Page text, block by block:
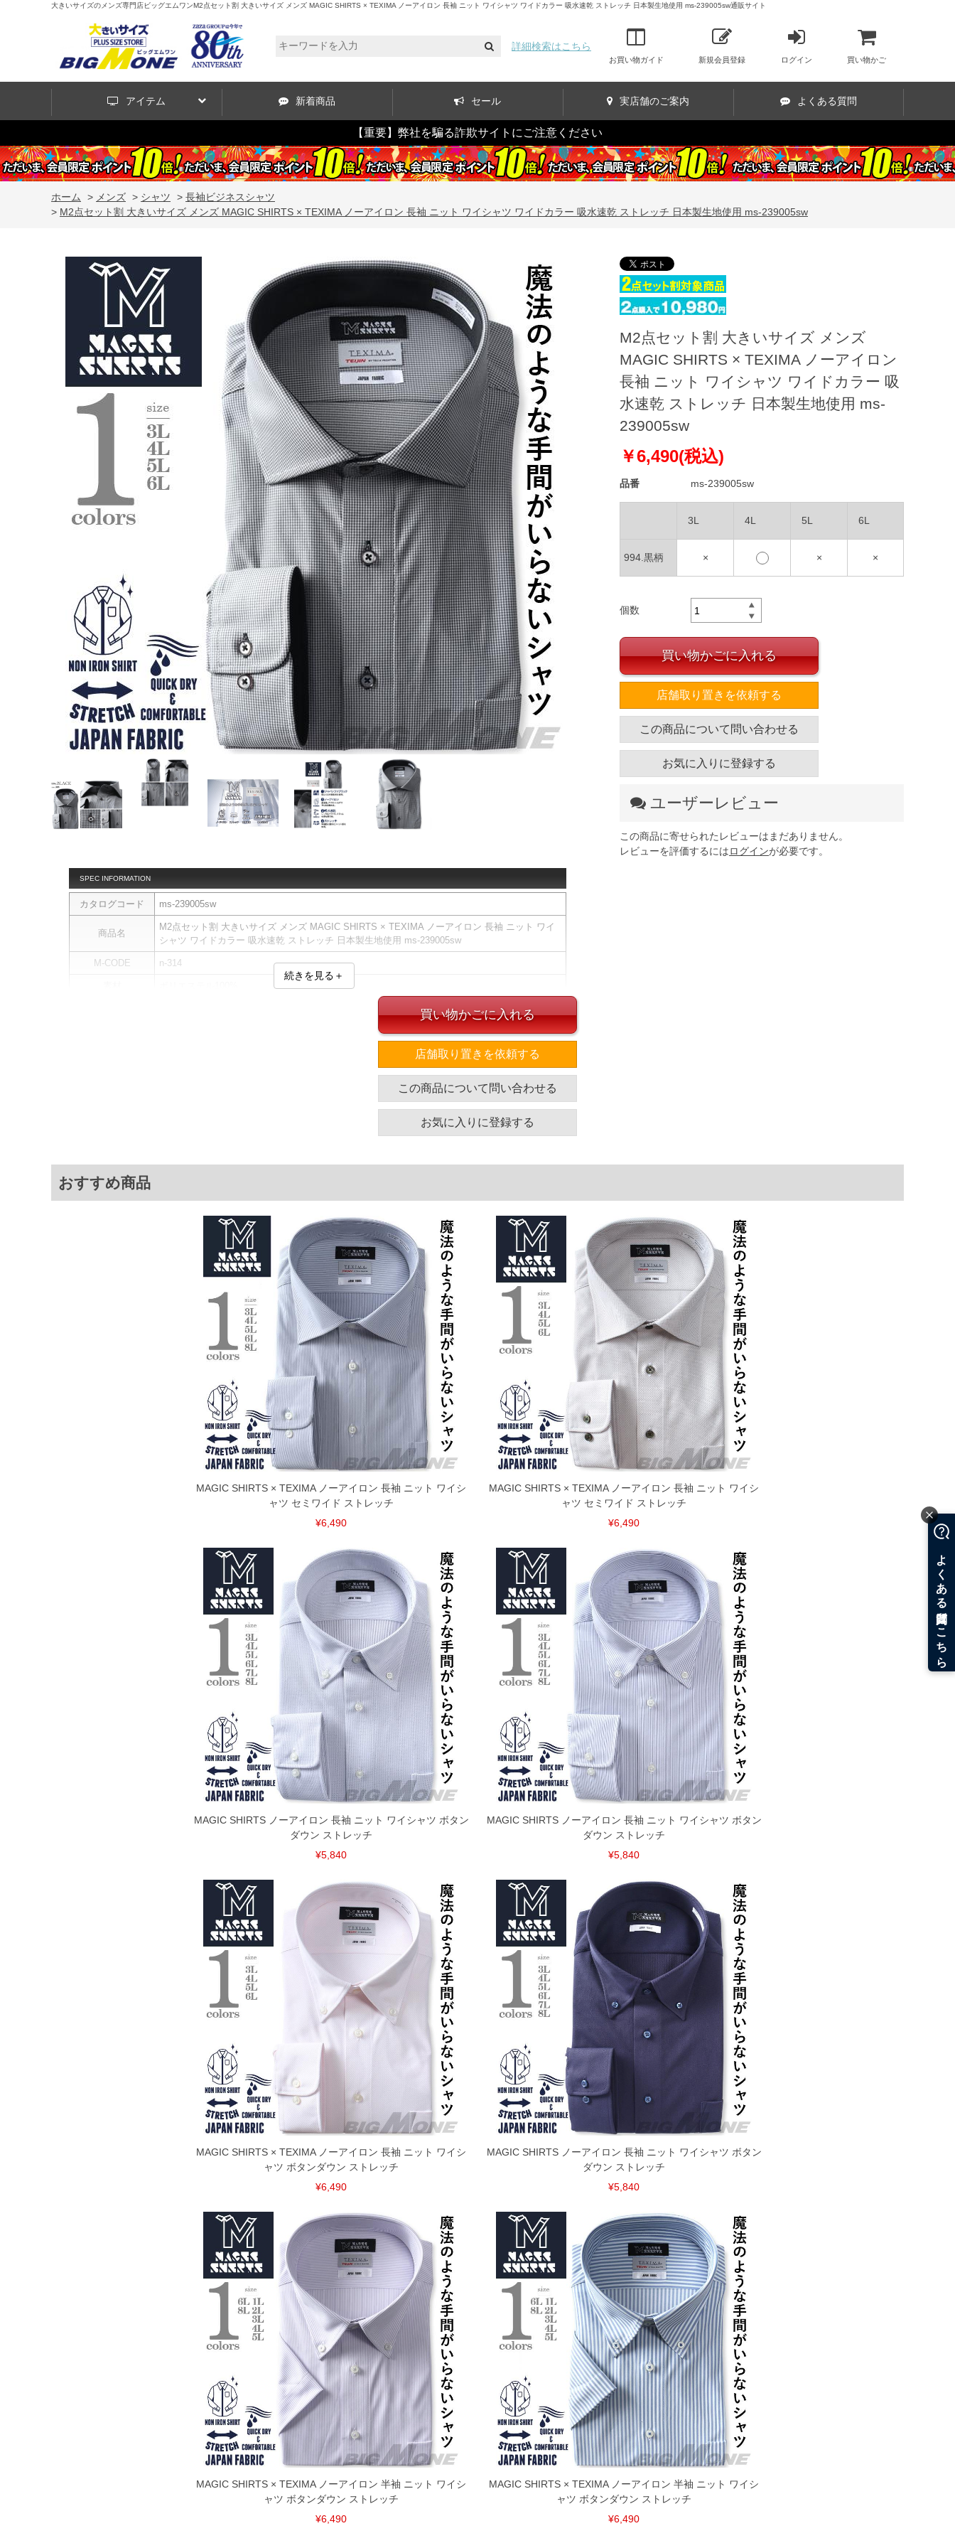
大きいサイズのメンズ専門店ビッグエムワンM2点セット割 大きいサイズ メンズ MAGIC SHIRTS × TEXIMA ノーアイロン 長袖 ニット ワイシャツ ワイドカラー 吸水速乾 ストレッチ 日本製生地使用 ms-239005sw通販サイト
詳細検索はこちら
お買い物ガイド 新規会員登録 ログイン 買い物かご
アイテム 新着商品 セール 実店舗のご案内 よくある質問
【重要】弊社を騙る詐欺サイトにご注意ください
ホーム > メンズ > シャツ > 長袖ビジネスシャツ
> M2点セット割 大きいサイズ メンズ MAGIC SHIRTS × TEXIMA ノーアイロン 長袖 ニット ワイシャツ ワイドカラー 吸水速乾 ストレッチ 日本製生地使用 ms-239005sw
SPEC INFORMATION
カタログコード ms-239005sw
商品名
M2点セット割 大きいサイズ メンズ MAGIC SHIRTS × TEXIMA ノーアイロン 長袖 ニット ワイ
シャツ ワイドカラー 吸水速乾 ストレッチ 日本製生地使用 ms-239005sw
M-CODE n-314
胴廻り 腰廻り 裄丈
137 139 86
143 145 86
6L
※商品によって若干のサイズの誤差がございます。また、お客様がご使用の環境（コンピュータ画
面）によって、商品の色味が若干異なる場合がございます。予めご了承ください。
※上記サイズが実際の商品に付いているタグのサイズ表記と異なる場合があります。お取り扱い前に
商品付属タグの記載もご確認下さい。
※当店での掲載商品は、実店鋪と在庫を共用しておりますので店頭での売り違い、店舗からのお取り
寄せ等により、お客様にご迷惑をお掛けしてしまう場合がございます。そのようなことがない様最大
限に努めておりますが、もしあった場合速やかにご連絡させて頂きますので予めご了承ください。
※【ボトムの裾上げをご希望の場合】
裾上げ料金は500円+税となります。
備考欄に股下●cmとご記入下さい。（裾上げ無料対象商品は1本につき税込6,000円以上の品が対象。
1本5,999円以下の商品は有料（500円+税）となります。）
出荷まで約1週間～20日間程お時間を頂く場合がございます。
尚、裾上げした商品は返品・交換不可となりますので、予めご了承下さい。
一部、お直しに対応出来ない商品がございます。(例：裾にファスナーや調節ひもが付いている、極
端なデザインが施されている等)
※【返品交換について】
返品交換希望の方は、商品到着後1週間以内にご連絡ください。
続きを見る＋
M2点セット割 大きいサイズ メンズ
MAGIC SHIRTS × TEXIMA ノーアイロン
長袖 ニット ワイシャツ ワイドカラー 吸
水速乾 ストレッチ 日本製生地使用 ms-
239005sw
￥6,490(税込)
品番 ms-239005sw
3L 4L 5L 6L
994.黒柄 × × ×
個数
買い物かごに入れる
店舗取り置きを依頼する
この商品について問い合わせる
お気に入りに登録する
ユーザーレビュー
この商品に寄せられたレビューはまだありません。
レビューを評価するにはログインが必要です。
買い物かごに入れる
店舗取り置きを依頼する
この商品について問い合わせる
お気に入りに登録する
おすすめ商品
MAGIC SHIRTS × TEXIMA ノーアイロン 長袖 ニット ワイシ
ャツ セミワイド ストレッチ
¥6,490
MAGIC SHIRTS × TEXIMA ノーアイロン 長袖 ニット ワイシ
ャツ セミワイド ストレッチ
¥6,490
MAGIC SHIRTS ノーアイロン 長袖 ニット ワイシャツ ボタン
ダウン ストレッチ
¥5,840
MAGIC SHIRTS ノーアイロン 長袖 ニット ワイシャツ ボタン
ダウン ストレッチ
¥5,840
MAGIC SHIRTS × TEXIMA ノーアイロン 長袖 ニット ワイシ
ャツ ボタンダウン ストレッチ
¥6,490
MAGIC SHIRTS ノーアイロン 長袖 ニット ワイシャツ ボタン
ダウン ストレッチ
¥5,840
MAGIC SHIRTS × TEXIMA ノーアイロン 半袖 ニット ワイシ
ャツ ボタンダウン ストレッチ
¥6,490
MAGIC SHIRTS × TEXIMA ノーアイロン 半袖 ニット ワイシ
ャツ ボタンダウン ストレッチ
¥6,490